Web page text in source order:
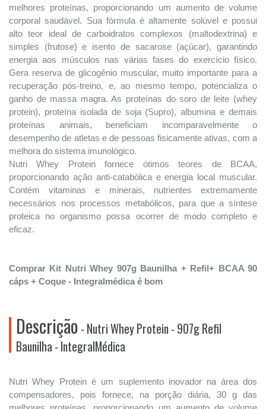
melhores proteínas, proporcionando um aumento de volume
corporal saudável. Sua fórmula é altamente solúvel e possui
alto teor ideal de carboidratos complexos (maltodextrina) e
simples (frutose) e isento de sacarose (açúcar), garantindo
energia aos músculos nas várias fases do exercício físico.
Gera reserva de glicogênio muscular, muito importante para a
recuperação pós-treino, e, ao mesmo tempo, potencializa o
ganho de massa magra. As proteínas do soro de leite (whey
protein), proteína isolada de soja (Supro), albumina e demais
proteínas animais, beneficiam incomparavelmente o
desempenho de atletas e de pessoas fisicamente ativas, com a
melhora do sistema imunológico.
Nutri Whey Protein fornece ótimos teores de BCAA,
proporcionando ação anti-catabólica e energia local muscular.
Contém vitaminas e minerais, nutrientes extremamente
necessários nos processos metabólicos, para que a síntese
proteica no organismo possa ocorrer de modo completo e
eficaz.
Comprar Kit Nutri Whey 907g Baunilha + Refil+ BCAA 90
cáps + Coque - Integralmédica é bom
Descrição - Nutri Whey Protein - 907g Refil
Baunilha - IntegralMédica
Nutri Whey Protein é um suplemento inovador na área dos
compensadores, pois fornece, na porção diária, 30 g das